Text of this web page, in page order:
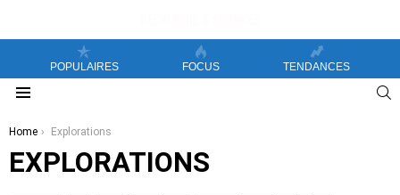
POPULAIRES FOCUS TENDANCES
You are here:
Home Explorations
EXPLORATIONS